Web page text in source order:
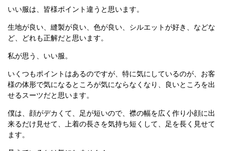
いい服は、皆様ポイント違うと思います。
生地が良い、縫製が良い、色が良い、シルエットが好き、などな
ど、どれも正解だと思います。
私が思う、いい服。
いくつもポイントはあるのですが、特に気にしているのが、お客
様の体形で気になるところが気にならなくなり、良いところを出
せるスーツだと思います。
僕は、顔がデカくて、足が短いので、襟の幅を広く作り小顔に出
来るだけ見せて、上着の長さを気持ち短くして、足を長く見せて
ます。